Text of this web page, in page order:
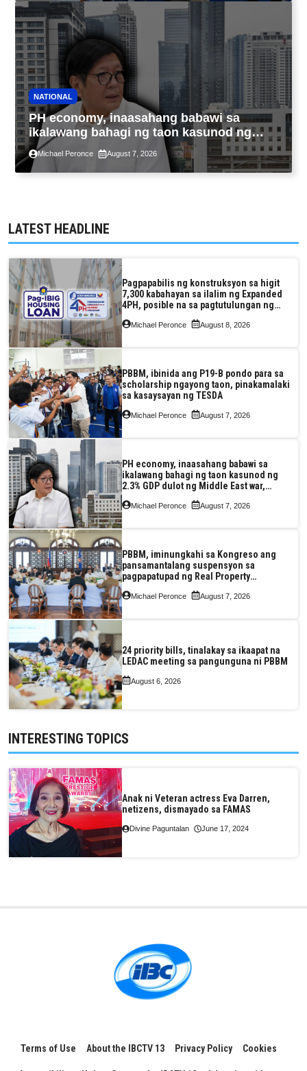
NATIONAL
PH economy, inaasahang babawi sa
ikalawang bahagi ng taon kasunod ng
2.3% GDP dulot ng Middle East war,
pagkaantala ng public construction
Michael Peronce August 7, 2026
LATEST HEADLINE
Pagpapabilis ng konstruksyon sa higit
7,300 kabahayan sa ilalim ng Expanded
4PH, posible na sa pagtutulungan ng
Pag-IBIG at P.A. Alvarez
Michael Peronce August 8, 2026
PBBM, ibinida ang P19-B pondo para sa
scholarship ngayong taon, pinakamalaki
sa kasaysayan ng TESDA
Michael Peronce August 7, 2026
PH economy, inaasahang babawi sa
ikalawang bahagi ng taon kasunod ng
2.3% GDP dulot ng Middle East war,
pagkaantala ng public construction
Michael Peronce August 7, 2026
PBBM, iminungkahi sa Kongreso ang
pansamantalang suspensyon sa
pagpapatupad ng Real Property
Valuation and Assessment Reform Act
Michael Peronce August 7, 2026
24 priority bills, tinalakay sa ikaapat na
LEDAC meeting sa pangunguna ni PBBM
August 6, 2026
INTERESTING TOPICS
Anak ni Veteran actress Eva Darren,
netizens, dismayado sa FAMAS
Divine Paguntalan June 17, 2024
Terms of Use About the IBCTV 13 Privacy Policy Cookies